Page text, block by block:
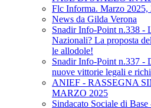
Flc Informa. Marzo 2025,
News da Gilda Verona
Snadir Info-Point n.338 -
Nazionali? La proposta
le allodole!
Snadir Info-Point n.337 -
nuove vittorie legali e
ANIEF - RASSEGNA
MARZO 2025
Sindacato Sociale di